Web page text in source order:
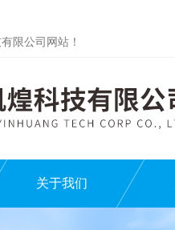
限公司网站！
关于我们